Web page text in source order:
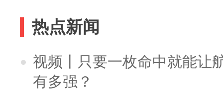
热点新闻
视频丨只要一枚命中就能让
有多强？